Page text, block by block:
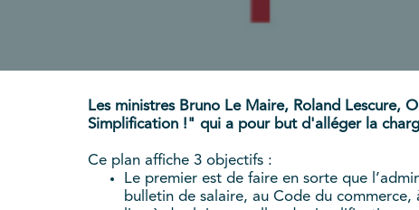
Les ministres Bruno Le Maire, Roland Lescure,
Simplification !" qui a pour but d'alléger la
Ce plan affiche 3 objectifs :
Le premier est de faire en sorte que
bulletin de salaire, au Code du